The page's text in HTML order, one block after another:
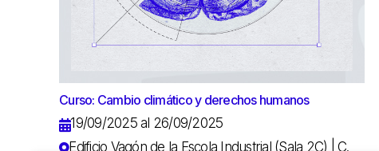
Curso: Cambio climático y derechos humanos
19/09/2025 al 26/09/2025
Edificio Vagón de la Escola Industrial (Sala 2C) | C.